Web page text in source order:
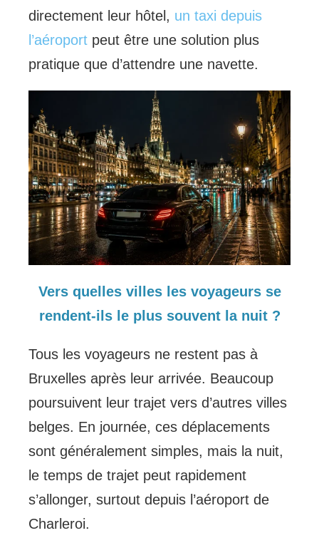
directement leur hôtel, un taxi depuis
l’aéroportpeut être une solution plus
pratique que d’attendre une navette.
Vers quelles villes les voyageurs se
rendent-ils le plus souvent la nuit ?
Tous les voyageurs ne restent pas à
Bruxelles après leur arrivée. Beaucoup
poursuivent leur trajet vers d’autres villes
belges. En journée, ces déplacements
sont généralement simples, mais la nuit,
le temps de trajet peut rapidement
s’allonger, surtout depuis l’aéroport de
Charleroi.